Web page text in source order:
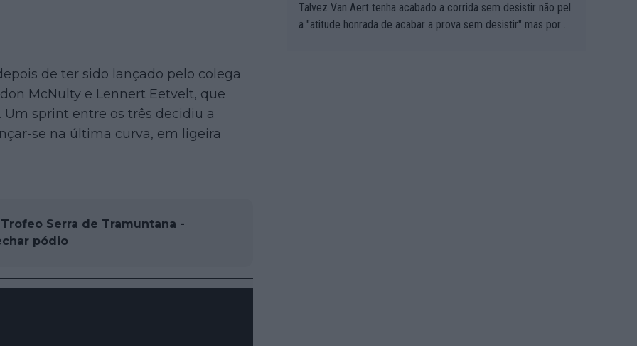
de ter sido lançado pelo colega
McNulty e Lennert Eetvelt, que
sprint entre os três decidiu a
se na última curva, em ligeira
Serra de Tramuntana -
pódio
Talvez Van Aert tenha acabado a corrida sem desistir não pel
a "atitude honrada de acabar a prova sem desistir" mas por ou